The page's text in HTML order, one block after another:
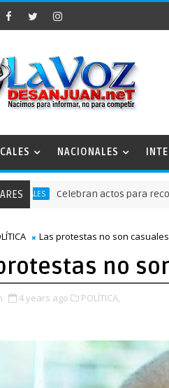
NACIONALES
Celebran actos para recordar la
Las protestas no son casuales
no
4 years ago POLÍTICA,